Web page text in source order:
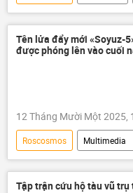
Hoa Kỳ
thông tin
Báo chí thế giới
ISS
vũ trụ
Khoa học
Tên lửa đẩy mới «Soyuz-
được phóng lên ​​vào cuối
12 Tháng Mười Một 2025,
Roscosmos Multimedia
Baikonur
Nga
Thế giới
Soyuz-5
Tập trận cứu hộ tàu vũ